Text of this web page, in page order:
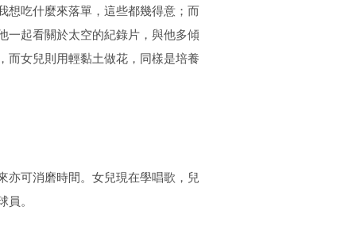
想吃什麼來落單，這些都幾得意；而
一起看關於太空的紀錄片，與他多傾
而女兒則用輕黏土做花，同樣是培養
亦可消磨時間。女兒現在學唱歌，兒
。